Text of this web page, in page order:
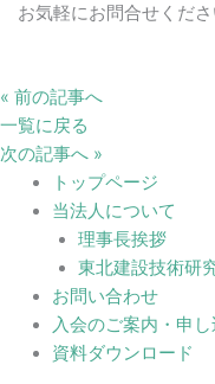
お気軽にお問合せくだ
« 前の記事へ
一覧に戻る
次の記事へ »
トップページ
当法人について
理事長挨拶
東北建設技術研
お問い合わせ
入会のご案内・申し
資料ダウンロード